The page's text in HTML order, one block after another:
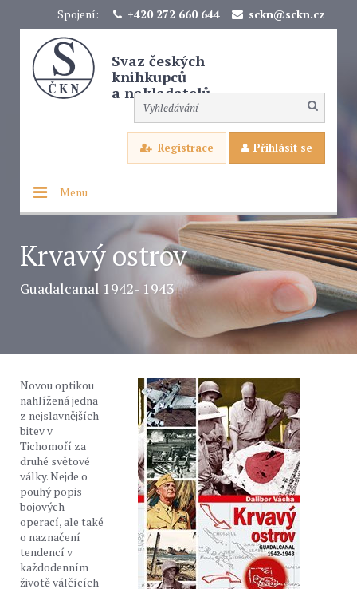
Spojení: +420 272 660 644 sckn@sckn.cz
Svaz českých
knihkupců
a nakladatelů
Registrace Přihlásit se
Menu
Krvavý ostrov
Guadalcanal 1942- 1943
Novou optikou
nahlížená jedna
z nejslavnějších
bitev v
Tichomoří za
druhé světové
války. Nejde o
pouhý popis
bojových
operací, ale také
o naznačení
tendencí v
každodenním
životě válčících